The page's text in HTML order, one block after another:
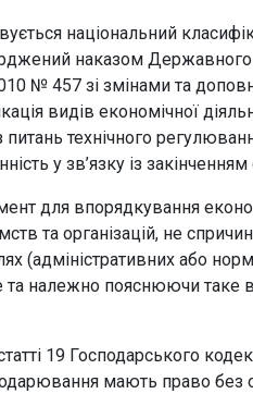
національний
наказом Державного
№ 457 зі змінами та
видів економічної
технічного
у зв’язку із закінченням
для впорядкування
та організацій, не
(адміністративних або
та належно пояснюючи
19 Господарського
мають право